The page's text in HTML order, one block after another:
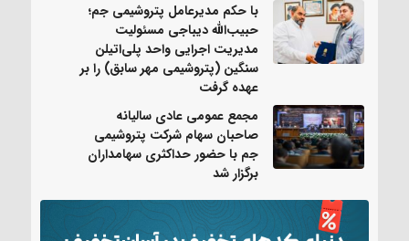
با حکم مدیرعامل پتروشیمی جم؛
حبیب‌الله دیباجی مسئولیت
مدیریت اجرایی واحد پلی‌اتیلن
سنگین (پتروشیمی مهر سابق) را بر
عهده گرفت
مجمع عمومی عادی سالیانه
صاحبان سهام شرکت پتروشیمی
جم با حضور حداکثری سهامداران
برگزار شد